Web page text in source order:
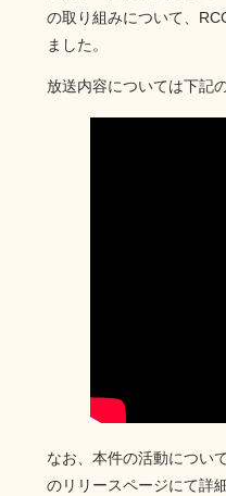
の取り組みについて、
ました。
放送内容については下記
なお、本件の活動につい
のリリースページにて詳